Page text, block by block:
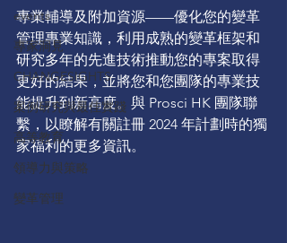
events
專家洞見
CHANGESIGHTS
案例研究與最佳實踐
高等教育
領導力與策略
變革管理
專業輔導及附加資源——優化您的變革
管理專業知識，利用成熟的變革框架和
研究多年的先進技術推動您的專案取得
更好的結果，並將您和您團隊的專業技
能提升到新高度。與 Prosci HK 團隊聯
繫，以瞭解有關註冊 2024 年計劃時的獨
家福利的更多資訊。